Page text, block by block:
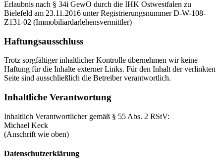
Erlaubnis nach § 34i GewO durch die IHK Ostwestfalen zu
Bielefeld am 23.11.2016 unter Registrierungsnummer D-W-108-
Z131-02 (Immobiliardarlehensvermittler)
Haftungsausschluss
Trotz sorgfältiger inhaltlicher Kontrolle übernehmen wir keine
Haftung für die Inhalte externer Links. Für den Inhalt der verlinkten
Seite sind ausschließlich die Betreiber verantwortlich.
Inhaltliche Verantwortung
Inhaltlich Verantwortlicher gemäß § 55 Abs. 2 RStV:
Michael Keck
(Anschrift wie oben)
Datenschutzerklärung